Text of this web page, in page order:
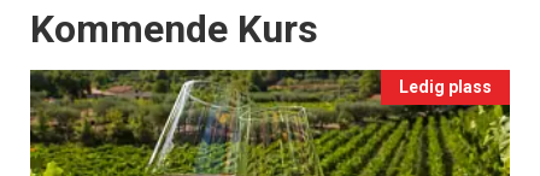
Events
Kommende Kurs
Ledig plass